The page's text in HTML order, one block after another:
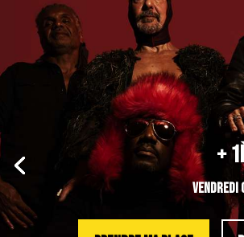
+
VENDREDI